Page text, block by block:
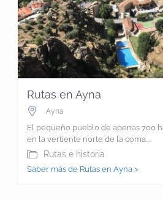
Rutas en Ayna
Ayna
El pequeño pueblo de apenas 700
en la vertiente norte de la coma...
Rutas e historia
Saber más de Rutas en Ayna >